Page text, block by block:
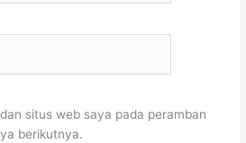
situs web saya pada peramban
berikutnya.